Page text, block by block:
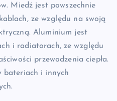
Miedź jest powszechnie
ze względu na swoją
Aluminium jest
i radiatorach, ze względu
przewodzenia ciepła.
bateriach i innych